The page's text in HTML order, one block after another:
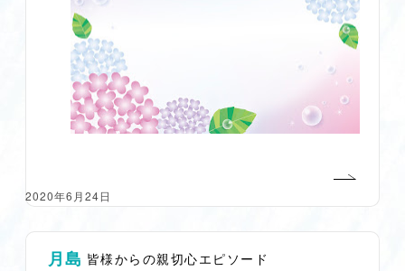
2020年6月24日
月島 皆様からの親切心エピソード